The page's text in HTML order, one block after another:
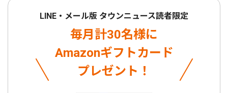
LINE・メール版 タウンニュース読者限定
毎月計30名様に
Amazonギフトカード
プレゼント！